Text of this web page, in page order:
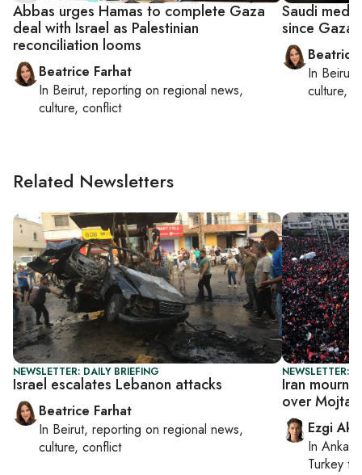
Abbas urges Hamas to complete Gaza
deal with Israel as Palestinian
reconciliation looms
Beatrice Farhat
In Beirut, reporting on regional news,
culture, conflict
Saudi
since Gaza
Beatrice
In Beirut
culture,
Related Newsletters
NEWSLETTER: DAILY BRIEFING
Israel escalates Lebanon attacks
Beatrice Farhat
In Beirut, reporting on regional news,
culture, conflict
NEWSLETTER:
Iran
over
Ezgi
In Ankara
Turkey